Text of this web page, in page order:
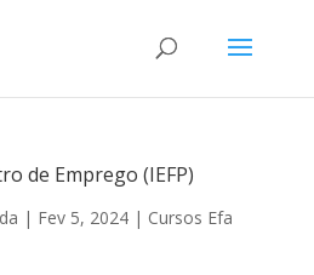
de Emprego (IEFP)
| Fev 5, 2024| Cursos Efa